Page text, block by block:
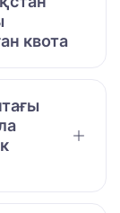
квота